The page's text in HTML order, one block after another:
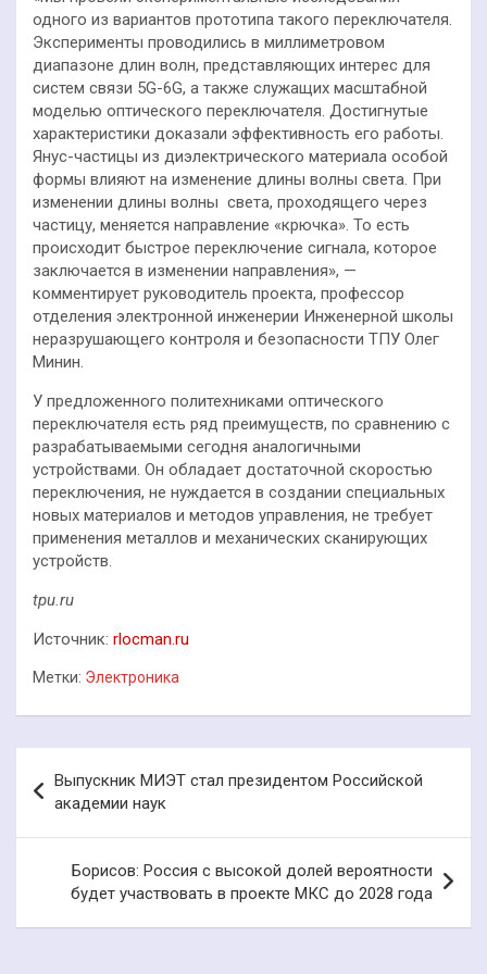
одного из вариантов прототипа такого переключателя.
Эксперименты проводились в миллиметровом
диапазоне длин волн, представляющих интерес для
систем связи 5G-6G, а также служащих масштабной
моделью оптического переключателя. Достигнутые
характеристики доказали эффективность его работы.
Янус-частицы из диэлектрического материала особой
формы влияют на изменение длины волны света. При
изменении длины волны света, проходящего через
частицу, меняется направление «крючка». То есть
происходит быстрое переключение сигнала, которое
заключается в изменении направления», —
комментирует руководитель проекта, профессор
отделения электронной инженерии Инженерной школы
неразрушающего контроля и безопасности ТПУ Олег
Минин.
У предложенного политехниками оптического
переключателя есть ряд преимуществ, по сравнению с
разрабатываемыми сегодня аналогичными
устройствами. Он обладает достаточной скоростью
переключения, не нуждается в создании специальных
новых материалов и методов управления, не требует
применения металлов и механических сканирующих
устройств.
tpu.ru
Источник: rlocman.ru
Метки: Электроника
по
записям
Выпускник МИЭТ стал президентом Российской
академии наук
Борисов: Россия с высокой долей вероятности
будет участвовать в проекте МКС до 2028 года